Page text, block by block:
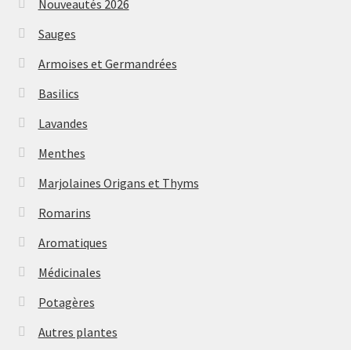
Nouveautés 2026
Sauges
Armoises et Germandrées
Basilics
Lavandes
Menthes
Marjolaines Origans et Thyms
Romarins
Aromatiques
Médicinales
Potagères
Autres plantes